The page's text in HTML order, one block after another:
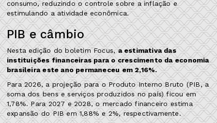
consumo, reduzindo o controle sobre a inflação e
estimulando a atividade econômica.
PIB e câmbio
Nesta edição do boletim Focus,a estimativa das
instituições financeiras para o crescimento da economia
brasileira este ano permaneceu em 2,16%.
Para 2026, a projeção para o Produto Interno Bruto (PIB, a
soma dos bens e serviços produzidos no país) ficou em
1,78%. Para 2027 e 2028, o mercado financeiro estima
expansão do PIB em 1,88% e 2%, respectivamente.